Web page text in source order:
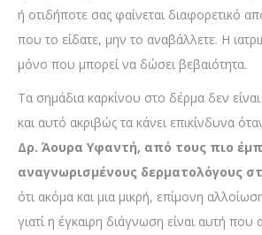
ή οτιδήποτε σας φαίνεται διαφορετικό
που το είδατε, μην το αναβάλλετε. Η
μόνο που μπορεί να δώσει βεβαιότητα.
Τα σημάδια καρκίνου στο δέρμα δεν
και αυτό ακριβώς τα κάνει επικίνδυνα
Δρ. Άουρα Υφαντή, από τους πιο
αναγνωρισμένους δερματολόγους
ότι ακόμα και μια μικρή, επίμονη
γιατί η έγκαιρη διάγνωση είναι αυτή που